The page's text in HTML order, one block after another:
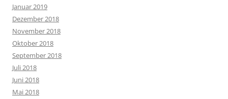
Januar 2019
Dezember 2018
November 2018
Oktober 2018
September 2018
Juli 2018
Juni 2018
Mai 2018